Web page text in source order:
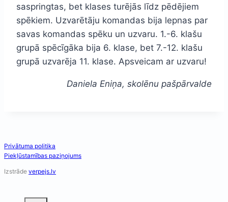
saspringtas, bet klases turējās līdz pēdējiem
spēkiem. Uzvarētāju komandas bija lepnas par
savas komandas spēku un uzvaru. 1.-6. klašu
grupā spēcīgāka bija 6. klase, bet 7.-12. klašu
grupā uzvarēja 11. klase. Apsveicam ar uzvaru!
Daniela Eniņa, skolēnu pašpārvalde
Privātuma politika
Piekļūstamības paziņojums
Izstrāde verpejs.lv